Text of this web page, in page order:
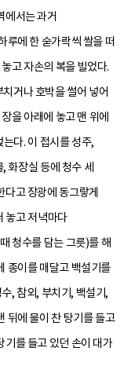
에서는 과거
루에 한 숟가락씩 쌀을 떠
고 자손의 복을 빌었다.
거나 호박을 썰어 넣어
을 아래에 놓고 맨 위에
다. 이 접시를 성주,
화장실 등에 청수 세
고 장광에 동그랗게
놓고 저녁마다
청수를 담는 그릇)를 해
종이를 매달고 백설기를
, 참외, 부치기, 백설기,
뒤에 물이 찬 탕기를 들고
기를 들고 있던 손이 대가